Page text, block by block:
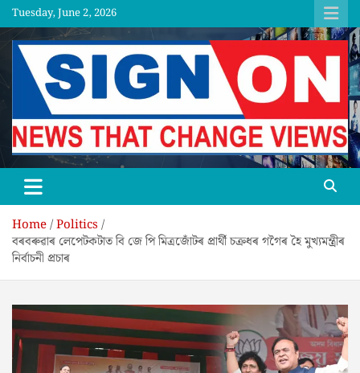
Skip
to
content
Tuesday, June 2, 2026
SGNON
Home Politics
বৰবৰুৱাৰ লেপেটকটাত বি জে পি মিত্ৰজোঁটৰ প্ৰাৰ্থী চক্ৰধৰ গগৈৰ হৈ মুখ্যমন্ত্ৰীৰ
নিৰ্বাচনী প্ৰচাৰ